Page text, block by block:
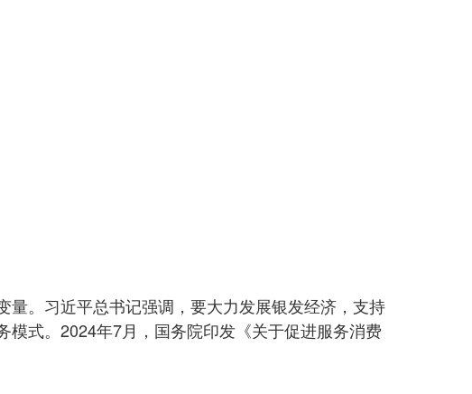
。习近平总书记强调，要大力发展银发经济，支持
式。2024年7月，国务院印发《关于促进服务消费